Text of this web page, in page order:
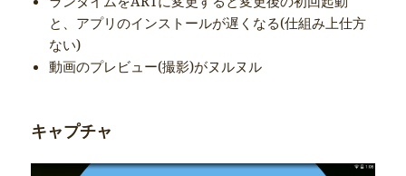
と、アプリのインストールが遅くなる(仕組み上仕方
ない)
動画のプレビュー(撮影)がヌルヌル
キャプチャ